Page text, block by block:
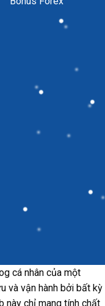
cá nhân của một
và vận hành bởi bất kỳ
này chỉ mang tính chất